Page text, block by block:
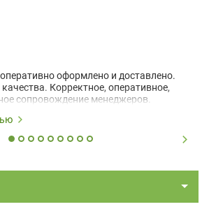
оформлено и доставлено.
Корректное, оперативное,
сопровождение менеджеров.